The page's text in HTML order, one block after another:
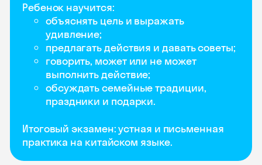
Ребенок научится:
объяснять цель и выражать
удивление;
предлагать действия и давать советы;
говорить, может или не может
выполнить действие;
обсуждать семейные традиции,
праздники и подарки.
Итоговый экзамен: устная и письменная
практика на китайском языке.